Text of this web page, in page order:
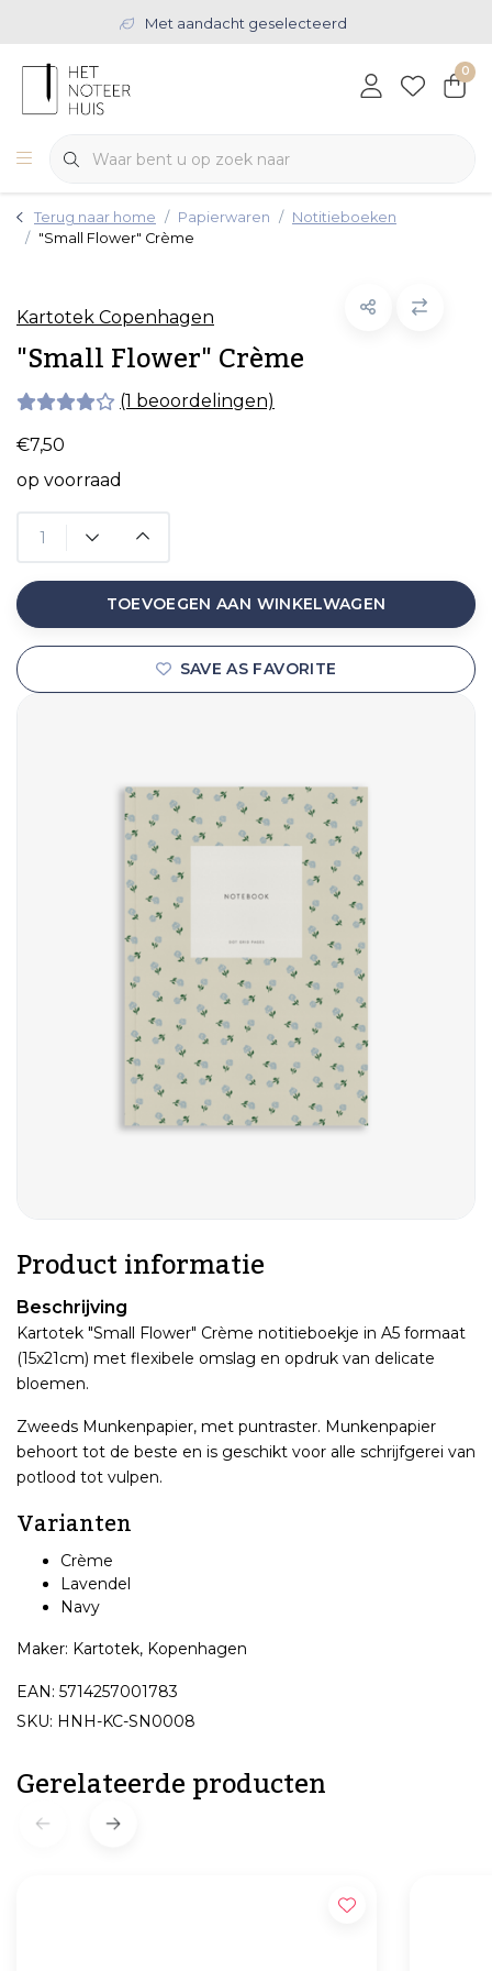
Met aandacht geselecteerd
0
Terug naar home Papierwaren
Notitieboeken
"Small Flower" Crème
Kartotek Copenhagen
"Small Flower" Crème
(1 beoordelingen)
€7,50
op voorraad
TOEVOEGEN AAN WINKELWAGEN
SAVE AS FAVORITE
Product informatie
Beschrijving
Kartotek "Small Flower" Crème notitieboekje in A5 formaat
(15x21cm) met flexibele omslag en opdruk van delicate
bloemen.
Zweeds Munkenpapier, met puntraster. Munkenpapier
behoort tot de beste en is geschikt voor alle schrijfgerei van
potlood tot vulpen.
Varianten
Crème
Lavendel
Navy
Maker: Kartotek, Kopenhagen
EAN: 5714257001783
SKU: HNH-KC-SN0008
Gerelateerde producten